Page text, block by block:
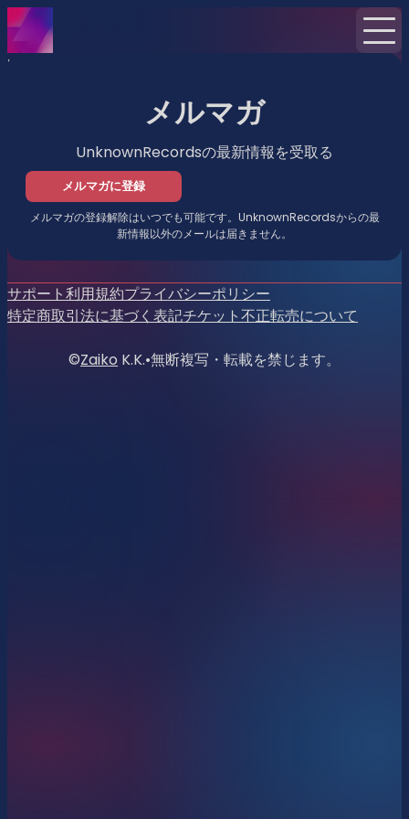
Home
メルマガ
UnknownRecordsの最新情報を受取る
メルマガに登録
メルマガの登録解除はいつでも可能です。UnknownRecordsからの最
新情報以外のメールは届きません。
サポート利用規約プライバシーポリシー
特定商取引法に基づく表記チケット不正転売について
©Zaiko K.K.•無断複写・転載を禁じます。